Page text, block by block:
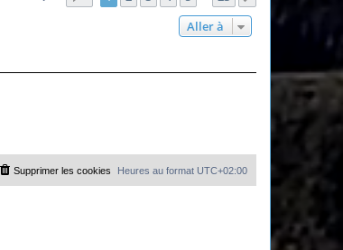
Aller à
Heures au format UTC+02:00
Supprimer les cookies